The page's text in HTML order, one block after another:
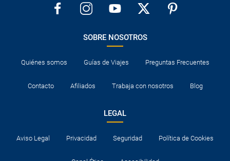
SOBRE NOSOTROS
Quiénes somos Guías de Viajes Preguntas Frecuentes
Contacto Afiliados Trabaja con nosotros Blog
LEGAL
Aviso Legal Privacidad Seguridad Política de Cookies